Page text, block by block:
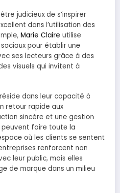
judicieux de s’inspirer
dans l’utilisation des
Marie Claire utilise
pour établir une
ses lecteurs grâce à des
visuels qui invitent à
dans leur capacité à
retour rapide aux
sincère et une gestion
faire toute la
où les clients se sentent
renforcent non
leur public, mais elles
de marque dans un milieu